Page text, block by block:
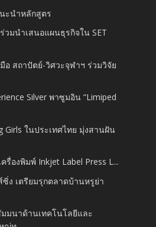
ะนำหลักสูตร
วมนำเสนอแผนธุรกิจใน SET
สถาปัตย์-วิศวะจุฬาฯ ร่วมวิจัย
Silver พาซูมอิน “Limiped
Girls ในประเทศไทย มุ่งสานฝัน
รื่องพิมพ์ Inkjet Label Press L...
ซิ่ง เตรียมรุกตลาดบ้านหรูย่า
มมนาด้านเทคโนโลยีและ